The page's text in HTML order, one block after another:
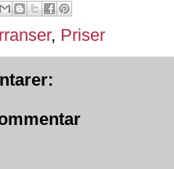
, Priser